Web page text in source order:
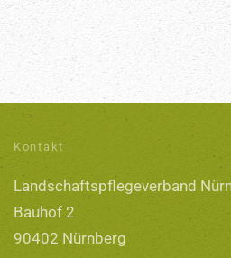
Kontakt
Landschaftspflegeverband
Bauhof 2
90402 Nürnberg